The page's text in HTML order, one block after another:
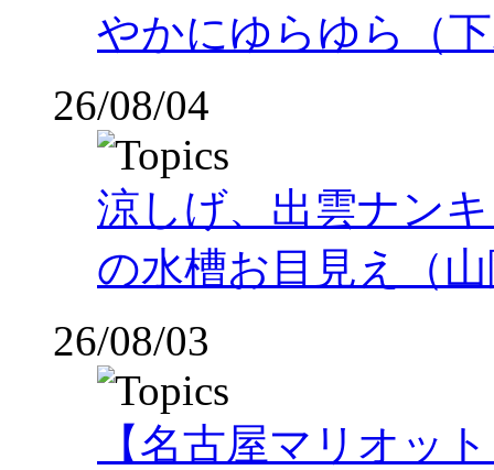
やかにゆらゆら（
26/08/04
涼しげ、出雲ナン
の水槽お目見え（
26/08/03
【名古屋マリオッ